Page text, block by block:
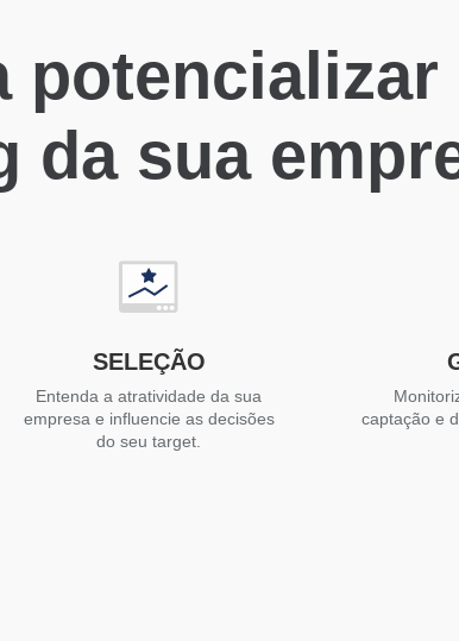
potencializar
da sua
SELEÇÃO
Entenda a atratividade da sua
empresa e influencie as decisões
do seu target.
captação e